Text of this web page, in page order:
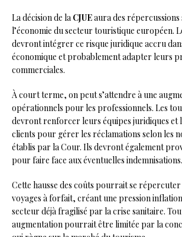
La décision de la CJUEaura des
l’économie du secteur touristique européen.
devront intégrer ce risque juridique accru
économique et probablement adapter leurs
commerciales.
À court terme, on peut s’attendre à une
opérationnels pour les professionnels. Les
devront renforcer leurs équipes juridiques et
clients pour gérer les réclamations selon les
établis par la Cour. Ils devront également
pour faire face aux éventuelles indemnisations.
Cette hausse des coûts pourrait se
voyages à forfait, créant une pression
secteur déjà fragilisé par la crise sanitaire.
augmentation pourrait être limitée par la